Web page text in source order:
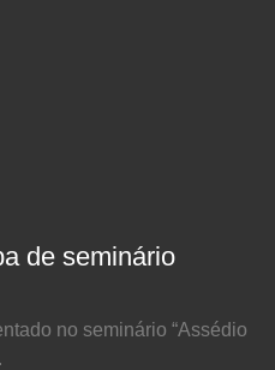
de seminário
no seminário “Assédio